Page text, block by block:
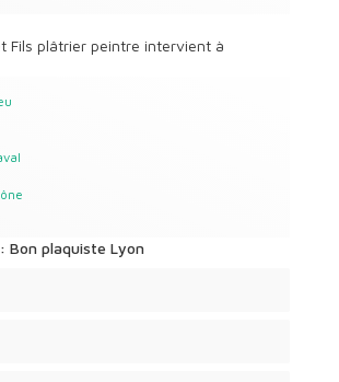
Fils plâtrier peintre intervient à
Bon plaquiste Lyon